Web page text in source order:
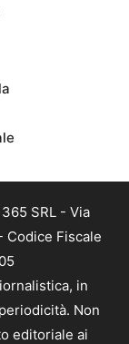
SRL - Via
Codice Fiscale
in
Non
editoriale ai